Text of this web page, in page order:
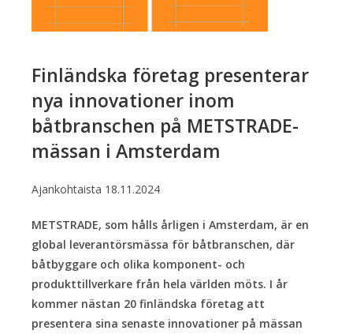
Finländska företag presenterar
nya innovationer inom
båtbranschen på METSTRADE-
mässan i Amsterdam
Ajankohtaista 18.11.2024
METSTRADE, som hålls årligen i Amsterdam, är en
global leverantörsmässa för båtbranschen, där
båtbyggare och olika komponent- och
produkttillverkare från hela världen möts. I år
kommer nästan 20 finländska företag att
presentera sina senaste innovationer på mässan